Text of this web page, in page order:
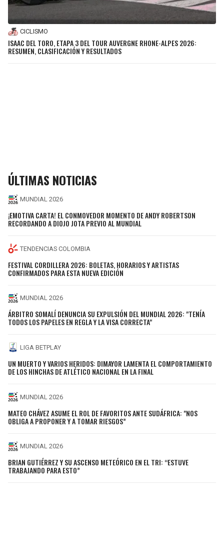
CICLISMO
ISAAC DEL TORO, ETAPA 3 DEL TOUR AUVERGNE RHONE-ALPES 2026:
RESUMEN, CLASIFICACIÓN Y RESULTADOS
ÚLTIMAS NOTICIAS
MUNDIAL 2026
¡EMOTIVA CARTA! EL CONMOVEDOR MOMENTO DE ANDY ROBERTSON
RECORDANDO A DIOJO JOTA PREVIO AL MUNDIAL
TENDENCIAS COLOMBIA
FESTIVAL CORDILLERA 2026: BOLETAS, HORARIOS Y ARTISTAS
CONFIRMADOS PARA ESTA NUEVA EDICIÓN
MUNDIAL 2026
ÁRBITRO SOMALÍ DENUNCIA SU EXPULSIÓN DEL MUNDIAL 2026: "TENÍA
TODOS LOS PAPELES EN REGLA Y LA VISA CORRECTA"
LIGA BETPLAY
UN MUERTO Y VARIOS HERIDOS: DIMAYOR LAMENTA EL COMPORTAMIENTO
DE LOS HINCHAS DE ATLÉTICO NACIONAL EN LA FINAL
MUNDIAL 2026
MATEO CHÁVEZ ASUME EL ROL DE FAVORITOS ANTE SUDÁFRICA: "NOS
OBLIGA A PROPONER Y A TOMAR RIESGOS”
MUNDIAL 2026
BRIAN GUTIÉRREZ Y SU ASCENSO METEÓRICO EN EL TRI: “ESTUVE
TRABAJANDO PARA ESTO”